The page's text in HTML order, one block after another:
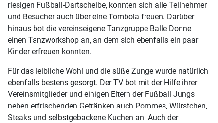
riesigen Fußball-Dartscheibe, konnten sich alle Teilnehmer
und Besucher auch über eine Tombola freuen. Darüber
hinaus bot die vereinseigene Tanzgruppe Balle Donne
einen Tanzworkshop an, an dem sich ebenfalls ein paar
Kinder erfreuen konnten.
Für das leibliche Wohl und die süße Zunge wurde natürlich
ebenfalls bestens gesorgt. Der TV bot mit der Hilfe ihrer
Vereinsmitglieder und einigen Eltern der Fußball Jungs
neben erfrischenden Getränken auch Pommes, Würstchen,
Steaks und selbstgebackene Kuchen an. Auch der